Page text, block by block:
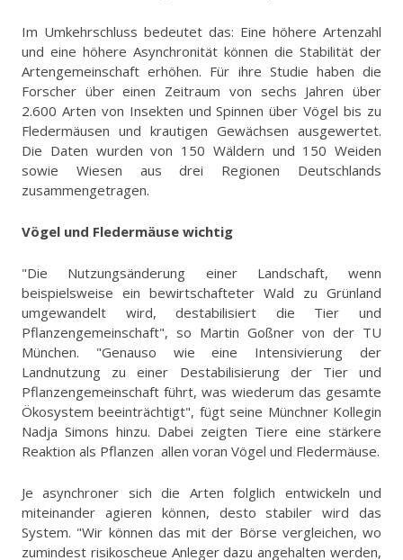
Im Umkehrschluss bedeutet das: Eine höhere Artenzahl
und eine höhere Asynchronität können die Stabilität der
Artengemeinschaft erhöhen. Für ihre Studie haben die
Forscher über einen Zeitraum von sechs Jahren über
2.600 Arten von Insekten und Spinnen über Vögel bis zu
Fledermäusen und krautigen Gewächsen ausgewertet.
Die Daten wurden von 150 Wäldern und 150 Weiden
sowie Wiesen aus drei Regionen Deutschlands
zusammengetragen.
Vögel und Fledermäuse wichtig
"Die Nutzungsänderung einer Landschaft, wenn
beispielsweise ein bewirtschafteter Wald zu Grünland
umgewandelt wird, destabilisiert die Tier­ und
Pflanzengemeinschaft", so Martin Goßner von der TU
München. "Genauso wie eine Intensivierung der
Landnutzung zu einer Destabilisierung der Tier­ und
Pflanzengemeinschaft führt, was wiederum das gesamte
Ökosystem beeinträchtigt", fügt seine Münchner Kollegin
Nadja Simons hinzu. Dabei zeigten Tiere eine stärkere
Reaktion als Pflanzen ­ allen voran Vögel und Fledermäuse.
Je asynchroner sich die Arten folglich entwickeln und
miteinander agieren können, desto stabiler wird das
System. "Wir können das mit der Börse vergleichen, wo
zumindest risikoscheue Anleger dazu angehalten werden,